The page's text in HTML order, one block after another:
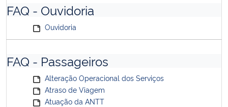
FAQ - Ouvidoria
Ouvidoria
FAQ - Passageiros
Alteração Operacional dos Serviços
Atraso de Viagem
Atuação da ANTT